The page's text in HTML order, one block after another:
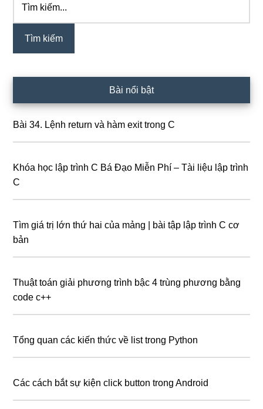
chính
kiếm...
Bài nổi bật
Bài 34. Lệnh return và hàm exit trong C
Khóa học lập trình C Bá Đạo Miễn Phí – Tài liệu lập trình
C
Tìm giá trị lớn thứ hai của mảng | bài tập lập trình C cơ
bản
Thuật toán giải phương trình bậc 4 trùng phương bằng
code c++
Tổng quan các kiến thức về list trong Python
Các cách bắt sự kiện click button trong Android